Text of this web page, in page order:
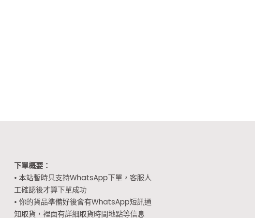
下單概要：
• 本站暫時只支持WhatsApp下單，客服人
工確認後才算下單成功
• 你的貨品準備好後會有WhatsApp短訊通
知取貨，裡面有詳細取貨時間地點等信息